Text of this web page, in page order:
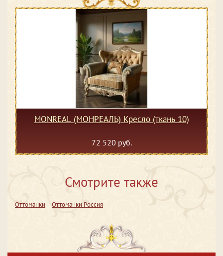
MONREAL (МОНРЕАЛЬ) Кресло (ткань 10)
72 520 руб.
Смотрите также
Оттоманки Оттоманки Россия